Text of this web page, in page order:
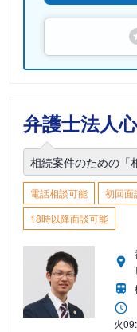
弁護士法人
相続案件のための「
電話相談可能 初回面
18時以降面談可能
火